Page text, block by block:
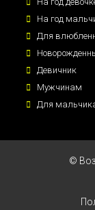
На год
Для
Девичник
Мужчинам
Для
©